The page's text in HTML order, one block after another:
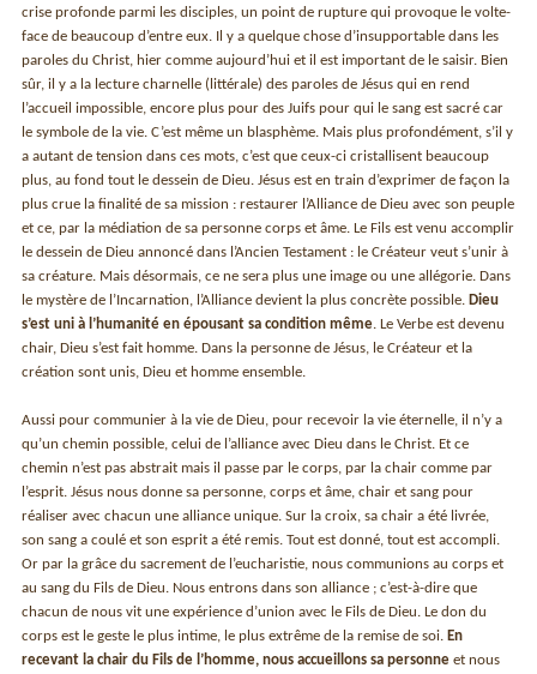
crise profonde parmi les disciples, un point de rupture qui provoque le volte-
face de beaucoup d’entre eux. Il y a quelque chose d’insupportable dans les
paroles du Christ, hier comme aujourd’hui et il est important de le saisir. Bien
sûr, il y a la lecture charnelle (littérale) des paroles de Jésus qui en rend
l’accueil impossible, encore plus pour des Juifs pour qui le sang est sacré car
le symbole de la vie. C’est même un blasphème. Mais plus profondément, s’il y
a autant de tension dans ces mots, c’est que ceux-ci cristallisent beaucoup
plus, au fond tout le dessein de Dieu. Jésus est en train d’exprimer de façon la
plus crue la finalité de sa mission : restaurer l’Alliance de Dieu avec son peuple
et ce, par la médiation de sa personne corps et âme. Le Fils est venu accomplir
le dessein de Dieu annoncé dans l’Ancien Testament : le Créateur veut s’unir à
sa créature. Mais désormais, ce ne sera plus une image ou une allégorie. Dans
le mystère de l’Incarnation, l’Alliance devient la plus concrète possible.
Dieu
s’est uni à l’humanité en épousant sa condition même . Le Verbe est devenu
chair, Dieu s’est fait homme. Dans la personne de Jésus, le Créateur et la
création sont unis, Dieu et homme ensemble.
Aussi pour communier à la vie de Dieu, pour recevoir la vie éternelle, il n’y a
qu’un chemin possible, celui de l’alliance avec Dieu dans le Christ. Et ce
chemin n’est pas abstrait mais il passe par le corps, par la chair comme par
l’esprit. Jésus nous donne sa personne, corps et âme, chair et sang pour
réaliser avec chacun une alliance unique. Sur la croix, sa chair a été livrée,
son sang a coulé et son esprit a été remis. Tout est donné, tout est accompli.
Or par la grâce du sacrement de l’eucharistie, nous communions au corps et
au sang du Fils de Dieu. Nous entrons dans son alliance ; c’est-à-dire que
chacun de nous vit une expérience d’union avec le Fils de Dieu. Le don du
corps est le geste le plus intime, le plus extrême de la remise de soi.
En
recevant la chair du Fils de l’homme, nous accueillons sa personneet nous